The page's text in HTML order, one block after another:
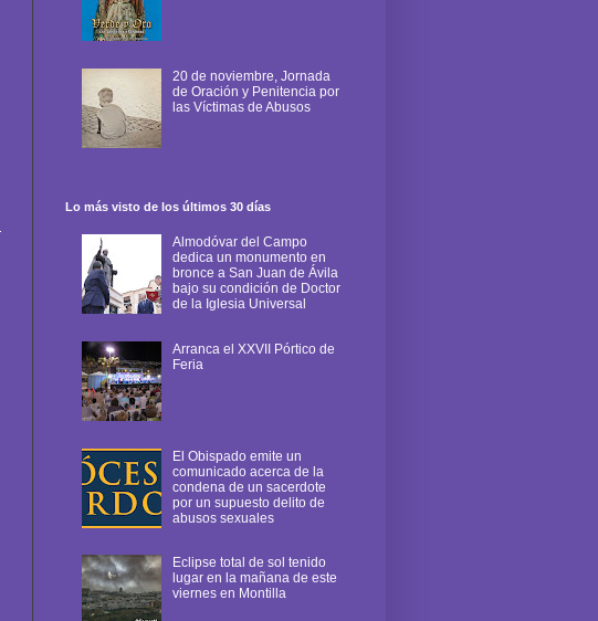
20 de noviembre, Jornada
de Oración y Penitencia por
las Víctimas de Abusos
Lo más visto de los últimos 30 días
Almodóvar del Campo
dedica un monumento en
bronce a San Juan de Ávila
bajo su condición de Doctor
de la Iglesia Universal
Arranca el XXVII Pórtico de
Feria
El Obispado emite un
comunicado acerca de la
condena de un sacerdote
por un supuesto delito de
abusos sexuales
Eclipse total de sol tenido
lugar en la mañana de este
viernes en Montilla